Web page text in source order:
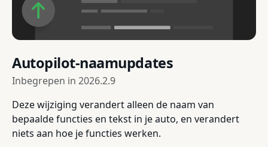
Autopilot-naamupdates
Inbegrepen in 2026.2.9
Deze wijziging verandert alleen de naam van
bepaalde functies en tekst in je auto, en verandert
niets aan hoe je functies werken.